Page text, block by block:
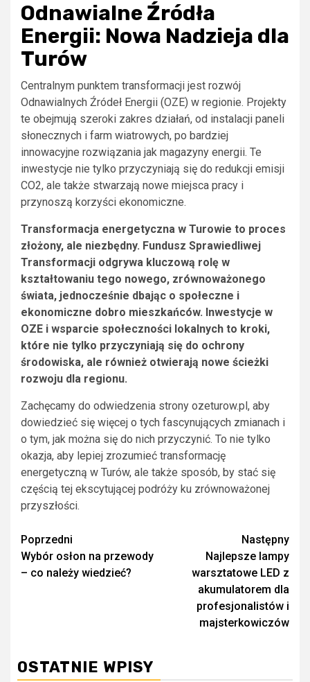
Odnawialne Źródła
Energii: Nowa Nadzieja dla
Turów
Centralnym punktem transformacji jest rozwój
Odnawialnych Źródeł Energii (OZE) w regionie. Projekty
te obejmują szeroki zakres działań, od instalacji paneli
słonecznych i farm wiatrowych, po bardziej
innowacyjne rozwiązania jak magazyny energii. Te
inwestycje nie tylko przyczyniają się do redukcji emisji
CO2, ale także stwarzają nowe miejsca pracy i
przynoszą korzyści ekonomiczne.
Transformacja energetyczna w Turowie to proces
złożony, ale niezbędny. Fundusz Sprawiedliwej
Transformacji odgrywa kluczową rolę w
kształtowaniu tego nowego, zrównoważonego
świata, jednocześnie dbając o społeczne i
ekonomiczne dobro mieszkańców. Inwestycje w
OZE i wsparcie społeczności lokalnych to kroki,
które nie tylko przyczyniają się do ochrony
środowiska, ale również otwierają nowe ścieżki
rozwoju dla regionu.
Zachęcamy do odwiedzenia strony ozeturow.pl, aby
dowiedzieć się więcej o tych fascynujących zmianach i
o tym, jak można się do nich przyczynić. To nie tylko
okazja, aby lepiej zrozumieć transformację
energetyczną w Turów, ale także sposób, by stać się
częścią tej ekscytującej podróży ku zrównoważonej
przyszłości.
Zobacz
wpisy
Poprzedni
Wybór osłon na przewody
– co należy wiedzieć?
Następny
Najlepsze lampy
warsztatowe LED z
akumulatorem dla
profesjonalistów i
majsterkowiczów
OSTATNIE WPISY